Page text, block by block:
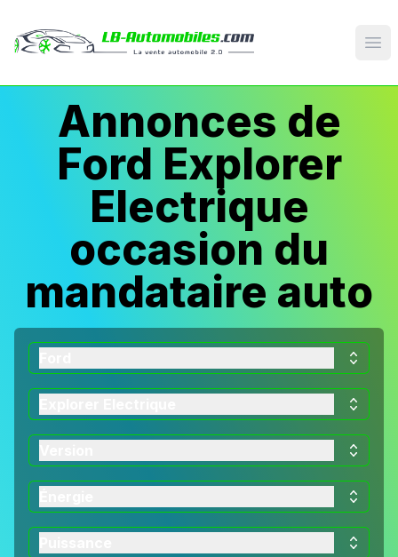
Annonces de
Ford Explorer
Electrique
occasion du
mandataire auto